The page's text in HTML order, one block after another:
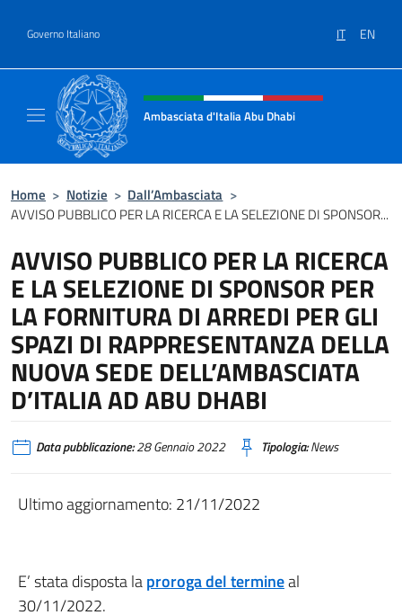
Governo Italiano IT EN
Intestazione sito, social e menù
Ambasciata d'Italia Abu Dhabi
Home > Notizie > Dall’Ambasciata >
AVVISO PUBBLICO PER LA RICERCA E LA SELEZIONE DI SPONSOR...
AVVISO PUBBLICO PER LA RICERCA
E LA SELEZIONE DI SPONSOR PER
LA FORNITURA DI ARREDI PER GLI
SPAZI DI RAPPRESENTANZA DELLA
NUOVA SEDE DELL’AMBASCIATA
D’ITALIA AD ABU DHABI
Data pubblicazione:28 Gennaio 2022 Tipologia:News
Ultimo aggiornamento: 21/11/2022
E’ stata disposta laproroga del termineal
30/11/2022.